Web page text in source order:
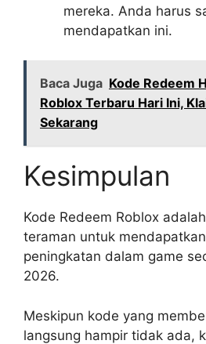
mereka. Anda harus
mendapatkan ini.
Baca Juga Kode Redeem
Roblox Terbaru Hari Ini,
Sekarang
Kesimpulan
Kode Redeem Roblox
teraman untuk
peningkatan dalam game
2026.
Meskipun kode yang
langsung hampir tidak ada,